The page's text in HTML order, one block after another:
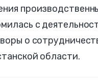
с
о
области.